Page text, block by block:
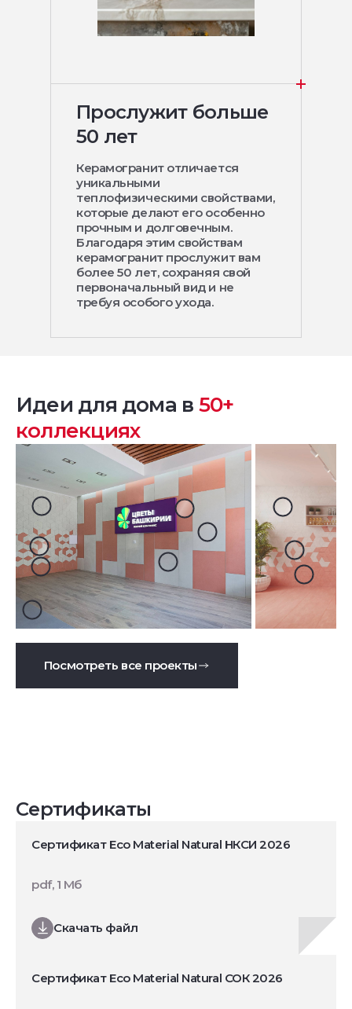
Прослужит больше
50 лет
Керамогранит отличается
уникальными
теплофизическими свойствами,
которые делают его особенно
прочным и долговечным.
Благодаря этим свойствам
керамогранит прослужит вам
более 50 лет, сохраняя свой
первоначальный вид и не
требуя особого ухода.
Идеи для дома в 50+
коллекциях
Посмотреть все проекты
Сертификаты
Сертификат Eco Material Natural НКСИ 2026
Скачать файл
pdf, 1 Мб
Сертификат Eco Material Natural СОК 2026